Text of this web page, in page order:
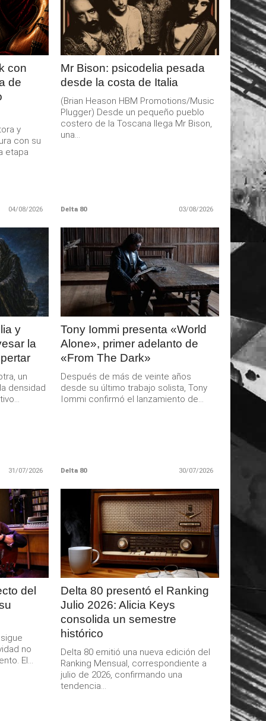
con
de
y
con su
etapa
04/08/2026
MAS
Mr Bison: psicodelia pesada
desde la costa de Italia
(Brian Heason HBM Promotions/Music
Plugger) Desde un pequeño pueblo
costero de la Toscana llega Mr Bison,
una...
Delta 80 03/08/2026
y
la
un
densidad
31/07/2026
LEER
MAS
Tony Iommi presenta «World
Alone», primer adelanto de
«From The Dark»
Después de más de veinte años
desde su último trabajo solista, Tony
Iommi confirmó el lanzamiento de...
Delta 80 30/07/2026
del
no
El...
LEER
MAS
Delta 80 presentó el Ranking
Julio 2026: Alicia Keys
consolida un semestre
histórico
Delta 80 emitió una nueva edición del
Ranking Mensual, correspondiente a
julio de 2026, confirmando una
tendencia...